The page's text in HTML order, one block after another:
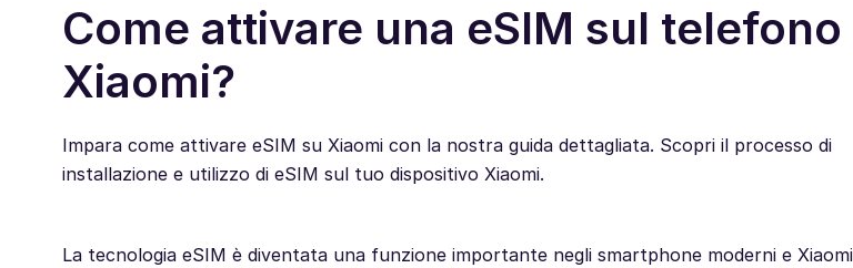
Come attivare una eSIM sul telefono
Xiaomi?
Impara come attivare eSIM su Xiaomi con la nostra guida dettagliata. Scopri il processo di
installazione e utilizzo di eSIM sul tuo dispositivo Xiaomi.
La tecnologia eSIM è diventata una funzione importante negli smartphone moderni e